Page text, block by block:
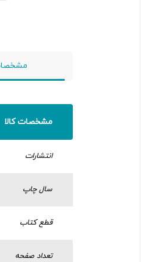
مشخصات کالا
انتشارات
سال چاپ
قطع کتاب
تعداد صفحه